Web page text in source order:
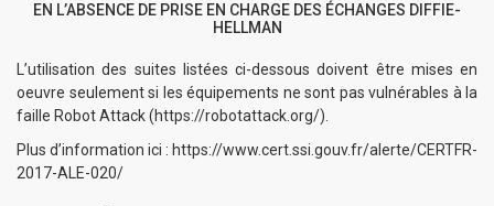
EN L’ABSENCE DE PRISE EN CHARGE DES ÉCHANGES DIFFIE-
HELLMAN
L’utilisation des suites listées ci-dessous doivent être mises en
oeuvre seulement si les équipements ne sont pas vulnérables à la
faille Robot Attack (https://robotattack.org/).
Plus d’information ici : https://www.cert.ssi.gouv.fr/alerte/CERTFR-
2017-ALE-020/